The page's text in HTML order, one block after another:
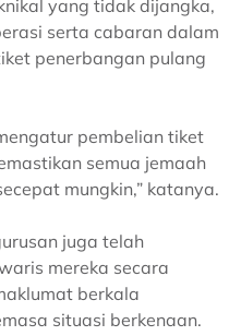
yang tidak dijangka,
serta cabaran dalam
penerbangan pulang
pembelian tiket
semua jemaah
mungkin,” katanya.
juga telah
mereka secara
berkala
situasi berkenaan.